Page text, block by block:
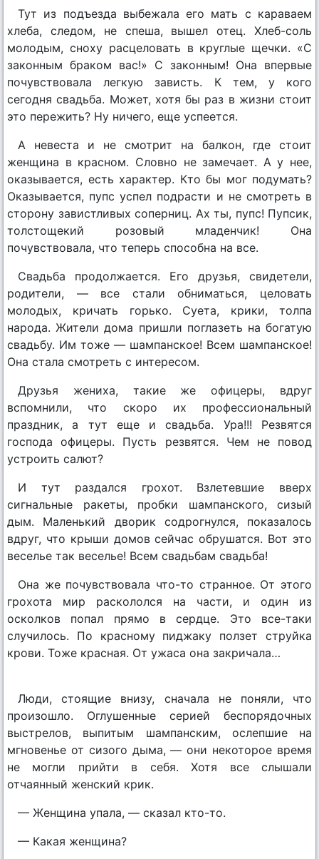
Тут из подъезда выбежала его мать с караваем
хлеба, следом, не спеша, вышел отец. Хлеб-соль
молодым, сноху расцеловать в круглые щечки. «С
законным браком вас!» С законным! Она впервые
почувствовала легкую зависть. К тем, у кого
сегодня свадьба. Может, хотя бы раз в жизни стоит
это пережить? Ну ничего, еще успеется.
А невеста и не смотрит на балкон, где стоит
женщина в красном. Словно не замечает. А у нее,
оказывается, есть характер. Кто бы мог подумать?
Оказывается, пупс успел подрасти и не смотреть в
сторону завистливых соперниц. Ах ты, пупс! Пупсик,
толстощекий розовый младенчик! Она
почувствовала, что теперь способна на все.
Свадьба продолжается. Его друзья, свидетели,
родители, — все стали обниматься, целовать
молодых, кричать горько. Суета, крики, толпа
народа. Жители дома пришли поглазеть на богатую
свадьбу. Им тоже — шампанское! Всем шампанское!
Она стала смотреть с интересом.
Друзья жениха, такие же офицеры, вдруг
вспомнили, что скоро их профессиональный
праздник, а тут еще и свадьба. Ура!!! Резвятся
господа офицеры. Пусть резвятся. Чем не повод
устроить салют?
И тут раздался грохот. Взлетевшие вверх
сигнальные ракеты, пробки шампанского, сизый
дым. Маленький дворик содрогнулся, показалось
вдруг, что крыши домов сейчас обрушатся. Вот это
веселье так веселье! Всем свадьбам свадьба!
Она же почувствовала что-то странное. От этого
грохота мир раскололся на части, и один из
осколков попал прямо в сердце. Это все-таки
случилось. По красному пиджаку ползет струйка
крови. Тоже красная. От ужаса она закричала…
Люди, стоящие внизу, сначала не поняли, что
произошло. Оглушенные серией беспорядочных
выстрелов, выпитым шампанским, ослепшие на
мгновенье от сизого дыма, — они некоторое время
не могли прийти в себя. Хотя все слышали
отчаянный женский крик.
— Женщина упала, — сказал кто-то.
— Какая женщина?